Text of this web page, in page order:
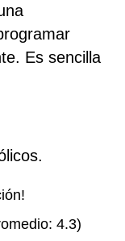
Es sencilla
4.3)